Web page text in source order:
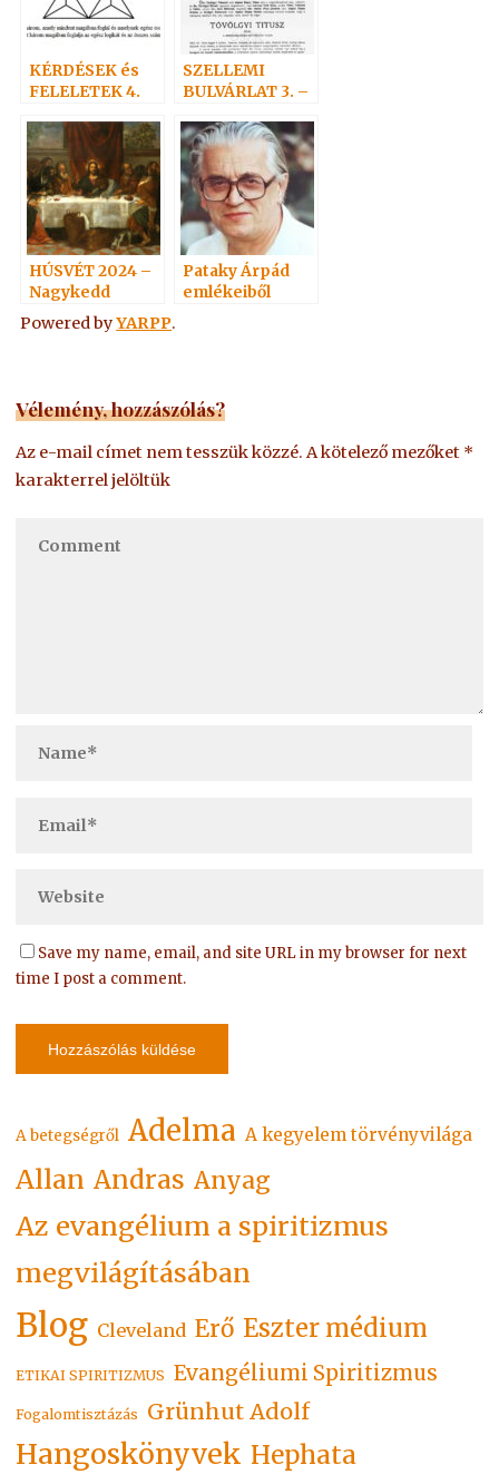
KÉRDÉSEK és
FELELETEK 4.
Hoffmann
professzor
SZELLEMI
BULVÁRLAT 3. –
NAPTÁRA
HÚSVÉT 2024 –
Nagykedd
Pataky Árpád
emlékeiből
Powered byYARPP.
Vélemény, hozzászólás?
Az e-mail címet nem tesszük közzé. A kötelező mezőket *
karakterrel jelöltük
Save my name, email, and site URL in my browser for next
time I post a comment.
A betegségről Adelma A kegyelem törvényvilága
Allan Andras Anyag
Az evangélium a spiritizmus
megvilágításában
Blog Cleveland Erő Eszter médium
ETIKAI SPIRITIZMUS Evangéliumi Spiritizmus
Fogalomtisztázás Grünhut Adolf
Hangoskönyvek Hephata